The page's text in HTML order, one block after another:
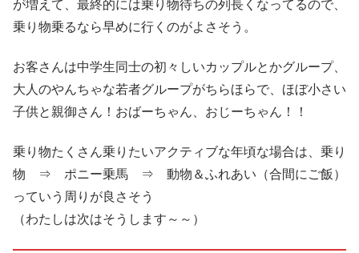
が増えて、最終的には乗り物待ちの列長くなってるので、
乗り物乗るなら早めに行くのがよさそう。
お客さんは中学生同士の初々しいカップルとかグループ、
大人のやんちゃな若者グループがちらほらで、ほぼ小さい
子供と親御さん！おばーちゃん、おじーちゃん！！
乗り物たくさん乗りたいアクティブな年頃な場合は、乗り
物 ⇒ ポニー乗馬 ⇒ 動物＆ふれあい（合間にご飯）
っていう周りが良さそう
（わたしは次はそうします～～）